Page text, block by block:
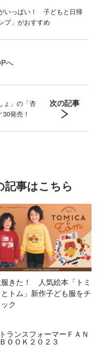
いっぱい！ 子どもと日帰
プ」がおすすめ
へ
ょ」の「杏
発売！
次の記事
事はこちら
きた！ 人気絵本「トミ
とトム」新作子ども服をチ
ク